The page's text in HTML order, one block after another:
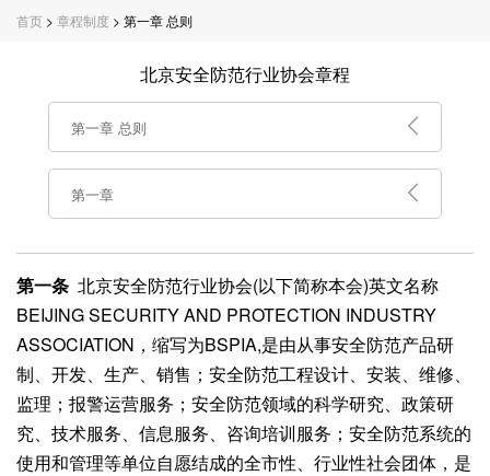
首页 > 章程制度 > 第一章 总则
北京安全防范行业协会章程
第一章 总则
第一章
第一条 北京安全防范行业协会(以下简称本会)英文名称
BEIJING SECURITY AND PROTECTION INDUSTRY
ASSOCIATION，缩写为BSPIA,是由从事安全防范产品研
制、开发、生产、销售；安全防范工程设计、安装、维修、
监理；报警运营服务；安全防范领域的科学研究、政策研
究、技术服务、信息服务、咨询培训服务；安全防范系统的
使用和管理等单位自愿结成的全市性、行业性社会团体，是